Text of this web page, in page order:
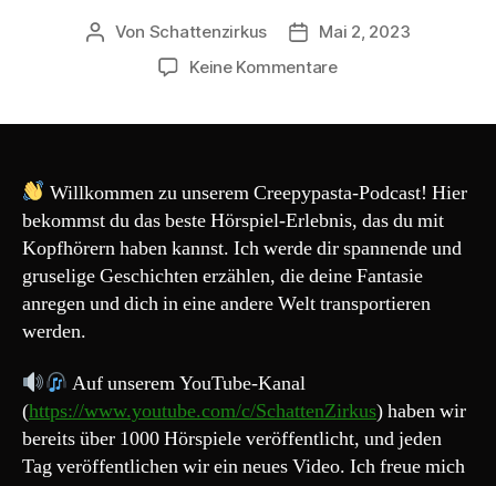
Beitragsautor
Von Schattenzirkus Beitragsdatum
Mai 2, 2023
Keine Kommentarezu
mir
meine
Freundin
nur
ausgedacht“
Willkommen zu unserem Creepypasta-Podcast! Hier
bekommst du das beste Hörspiel-Erlebnis, das du mit
Kopfhörern haben kannst. Ich werde dir spannende und
gruselige Geschichten erzählen, die deine Fantasie
anregen und dich in eine andere Welt transportieren
werden.
Auf unserem YouTube-Kanal
(https://www.youtube.com/c/SchattenZirkus) haben wir
bereits über 1000 Hörspiele veröffentlicht, und jeden
Tag veröffentlichen wir ein neues Video. Ich freue mich